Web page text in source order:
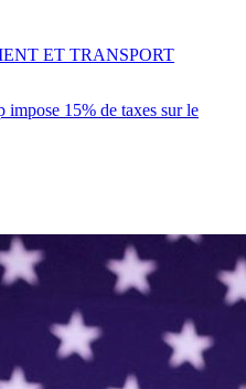
impose 15% de taxes sur le
ET TRANSPORT